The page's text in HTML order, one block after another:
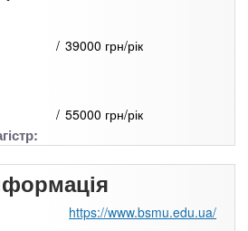
39000 грн/рік
55000 грн/рік
https://www.bsmu.edu.ua/